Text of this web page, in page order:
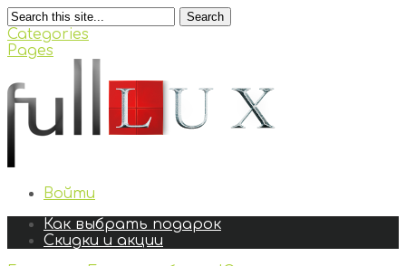
Search
Categories
Pages
Войти
Как выбрать подарок
Скидки и акции